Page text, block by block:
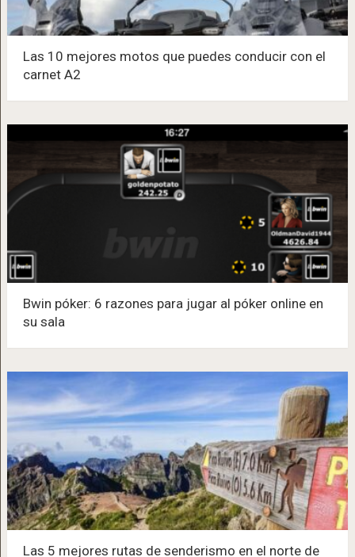
Las 10 mejores motos que puedes conducir con el
carnet A2
Bwin póker: 6 razones para jugar al póker online en
su sala
Las 5 mejores rutas de senderismo en el norte de